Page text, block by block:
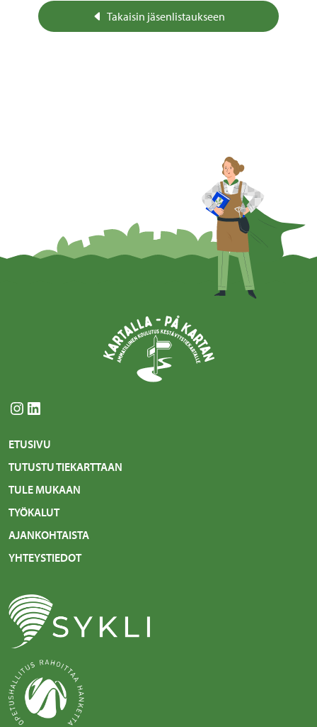
Takaisin jäsenlistaukseen
Instagram LinkedIn
ETUSIVU
TUTUSTU TIEKARTTAAN
TULE MUKAAN
TYÖKALUT
AJANKOHTAISTA
YHTEYSTIEDOT